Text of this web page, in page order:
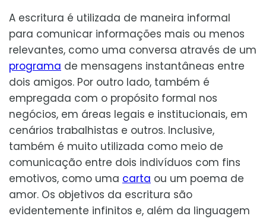
A escritura é utilizada de maneira informal
para comunicar informações mais ou menos
relevantes, como uma conversa através de um
programa de mensagens instantâneas entre
dois amigos. Por outro lado, também é
empregada com o propósito formal nos
negócios, em áreas legais e institucionais, em
cenários trabalhistas e outros. Inclusive,
também é muito utilizada como meio de
comunicação entre dois indivíduos com fins
emotivos, como uma carta ou um poema de
amor. Os objetivos da escritura são
evidentemente infinitos e, além da linguagem